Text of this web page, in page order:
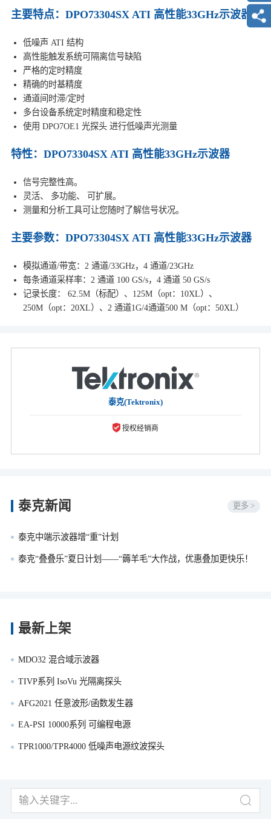
主要特点：DPO73304SX ATI 高性能33GHz示波器
低噪声 ATI 结构
高性能触发系统可隔离信号缺陷
严格的定时精度
精确的时基精度
通道间时滞/定时
多台设备系统定时精度和稳定性
使用 DPO7OE1 光探头 进行低噪声光测量
特性：DPO73304SX ATI 高性能33GHz示波器
信号完整性高。
灵活、 多功能、 可扩展。
测量和分析工具可让您随时了解信号状况。
主要参数：DPO73304SX ATI 高性能33GHz示波器
模拟通道/带宽：2 通道/33GHz，4 通道/23GHz
每条通道采样率：2 通道 100 GS/s，4 通道 50 GS/s
记录长度： 62.5M（标配）、125M（opt：10XL）、
250M（opt：20XL）、2 通道1G/4通道500 M（opt：50XL）
泰克(Tektronix)
授权经销商
泰克新闻 更多 >
泰克中端示波器增“重”计划
泰克“叠叠乐”夏日计划——“薅羊毛”大作战，优惠叠加更快乐！
最新上架
MDO32 混合域示波器
TIVP系列 IsoVu 光隔离探头
AFG2021 任意波形/函数发生器
EA-PSI 10000系列 可编程电源
TPR1000/TPR4000 低噪声电源纹波探头